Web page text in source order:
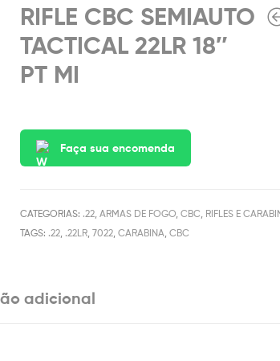
RIFLE CBC SEMIAUTO
TACTICAL 22LR 18″
PT MI
Faça sua encomenda
CATEGORIAS: .22, ARMAS DE FOGO, CBC, RIFLES E
TAGS: .22, .22LR, 7022, CARABINA, CBC
adicional